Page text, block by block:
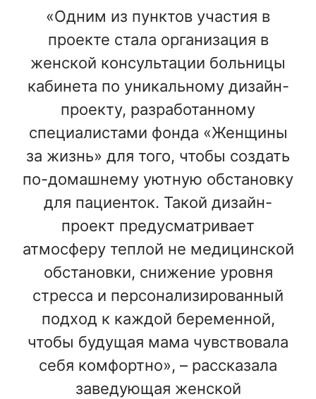
«Одним из пунктов участия в
проекте стала организация в
женской консультации больницы
кабинета по уникальному дизайн-
проекту, разработанному
специалистами фонда «Женщины
за жизнь» для того, чтобы создать
по-домашнему уютную обстановку
для пациенток. Такой дизайн-
проект предусматривает
атмосферу теплой не медицинской
обстановки, снижение уровня
стресса и персонализированный
подход к каждой беременной,
чтобы будущая мама чувствовала
себя комфортно», – рассказала
заведующая женской